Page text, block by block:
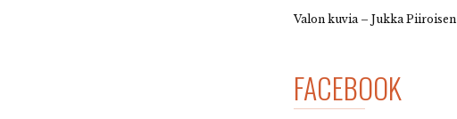
Valon kuvia – Jukka
FACEBOOK